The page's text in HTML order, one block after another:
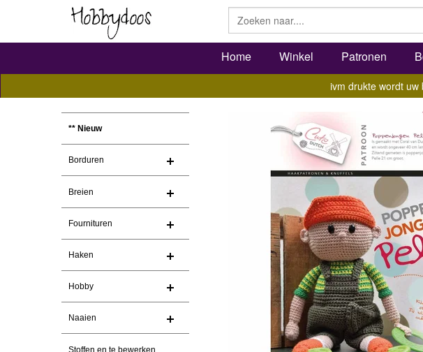
Home Winkel Patronen
ivm drukte wordt
** Nieuw
Borduren
Breien
Fournituren
Haken
Hobby
Naaien
Stoffen en te bewerken